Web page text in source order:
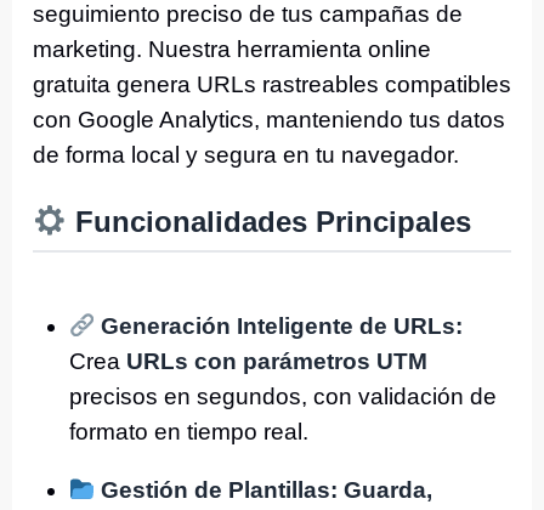
seguimiento preciso de tus campañas de
marketing. Nuestra herramienta online
gratuita genera URLs rastreables compatibles
con Google Analytics, manteniendo tus datos
de forma local y segura en tu navegador.
Funcionalidades Principales
Generación Inteligente de URLs:
Crea URLs con parámetros UTM
precisos en segundos, con validación de
formato en tiempo real.
Gestión de Plantillas: Guarda,